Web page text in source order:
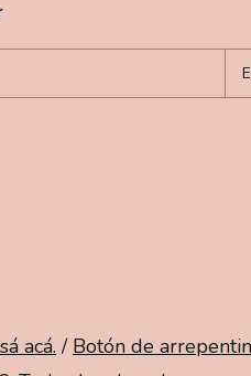
acá. / Botón de